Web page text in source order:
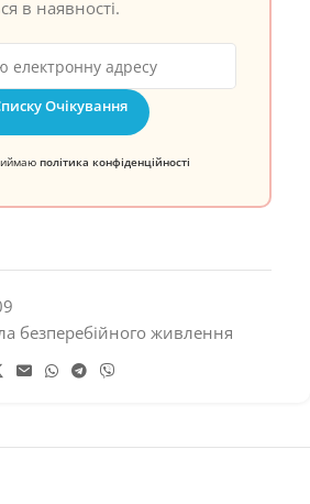
в наявності.
Очікування
політика конфіденційності
безперебійного живлення